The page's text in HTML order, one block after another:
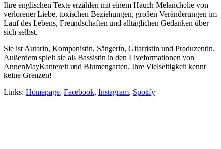
Ihre englischen Texte erzählen mit einem Hauch Melancholie von
verlorener Liebe, toxischen Beziehungen, großen Veränderungen im
Lauf des Lebens, Freundschaften und alltäglichen Gedanken über
sich selbst.
Sie ist Autorin, Komponistin, Sängerin, Gitarristin und Produzentin.
Außerdem spielt sie als Bassistin in den Liveformationen von
AnnenMayKantereit und Blumengarten. Ihre Vielseitigkeit kennt
keine Grenzen!
Links: Homepage, Facebook, Instagram, Spotify